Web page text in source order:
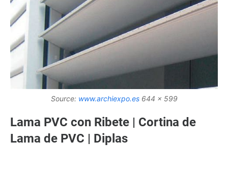
Source: www.archiexpo.es644 x 599
Lama PVC con Ribete | Cortina de
Lama de PVC | Diplas